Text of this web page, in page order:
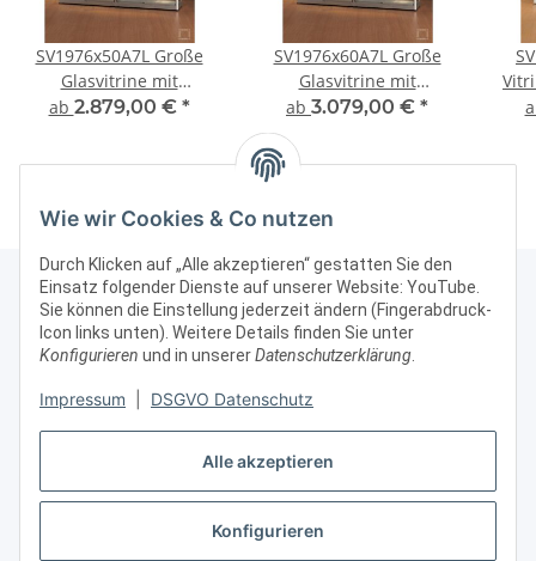
Alle akzeptieren
Konfigurieren
Wie wir Cookies & Co nutzen
Durch Klicken auf „Alle akzeptieren“ gestatten Sie den
Einsatz folgender Dienste auf unserer Website: YouTube.
Sie können die Einstellung jederzeit ändern (Fingerabdruck-
Icon links unten). Weitere Details finden Sie unter
Konfigurieren und in unsererDatenschutzerklärung.
Impressum DSGVO Datenschutz
SV1976x50A7L Große
Glasvitrine mit
Beleuchtung grau
abschließbar Alu Silber
ab 2.879,00 € *
SV1976x60A7L Große
Glasvitrine mit
Beleuchtung grau
Ausstellungsvitrine
Präsentationsvitrine
abschließbar Alu Silber
ab 3.079,00 € *
Kontakt & Rechtliches
Weitere Informationen
Vertrag widerrufen
* Alle Preise zzgl. gesetzlicher USt., zzgl.Versand